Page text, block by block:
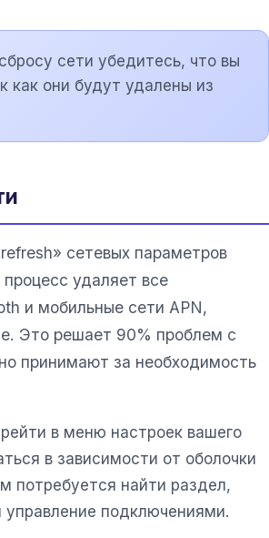
сети убедитесь, что вы
как они будут удалены из
сетевых параметров
удаляет все
и мобильные сети APN,
Это решает 90% проблем с
принимают за необходимость
в меню настроек вашего
в зависимости от оболочки
потребуется найти раздел,
подключениями.